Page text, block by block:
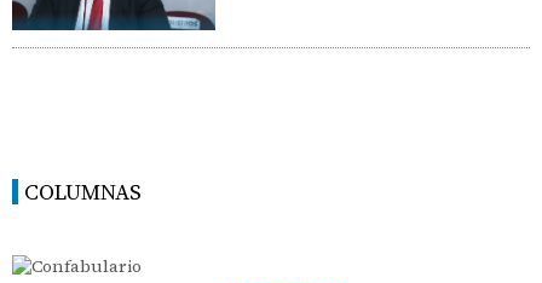
COLUMNAS